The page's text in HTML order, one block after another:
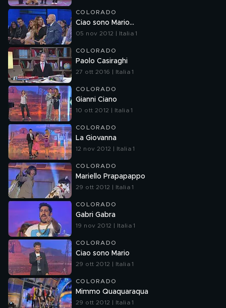
COLORADO
Ciao sono Mario...
05 nov 2012 | Italia 1
COLORADO
Paolo Casiraghi
27 ott 2016 | Italia 1
COLORADO
Gianni Ciano
10 ott 2012 | Italia 1
COLORADO
La Giovanna
12 nov 2012 | Italia 1
COLORADO
Mariello Prapapappo
29 ott 2012 | Italia 1
COLORADO
Gabri Gabra
19 nov 2012 | Italia 1
COLORADO
Ciao sono Mario
29 ott 2012 | Italia 1
COLORADO
Mimmo Quaquaraqua
29 ott 2012 | Italia 1